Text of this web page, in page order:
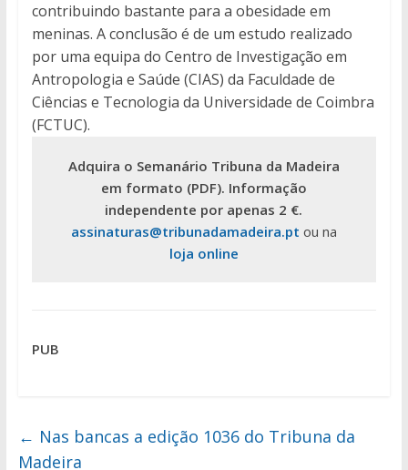
contribuindo bastante para a obesidade em
meninas. A conclusão é de um estudo realizado
por uma equipa do Centro de Investigação em
Antropologia e Saúde (CIAS) da Faculdade de
Ciências e Tecnologia da Universidade de Coimbra
(FCTUC).
Adquira o Semanário Tribuna da Madeira
em formato (PDF). Informação
independente por apenas 2 €.
assinaturas@tribunadamadeira.pt ou na
loja online
PUB
← Nas bancas a edição 1036 do Tribuna da
Madeira